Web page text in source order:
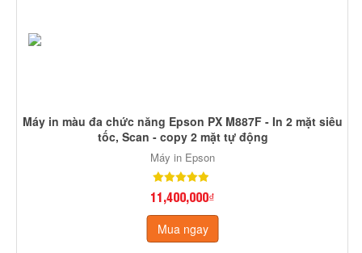
Máy in màu đa chức năng Epson PX M887F - In 2 mặt siêu
tốc, Scan - copy 2 mặt tự động
Máy in Epson
11,400,000₫
Mua ngay